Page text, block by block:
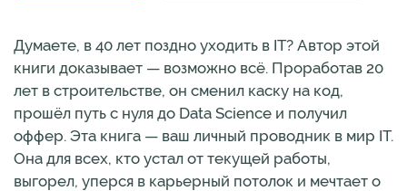
Думаете, в 40 лет поздно уходить в IT? Автор этой
книги доказывает — возможно всё. Проработав 20
лет в строительстве, он сменил каску на код,
прошёл путь с нуля до Data Science и получил
оффер. Эта книга — ваш личный проводник в мир IT.
Она для всех, кто устал от текущей работы,
выгорел, уперся в карьерный потолок и мечтает о